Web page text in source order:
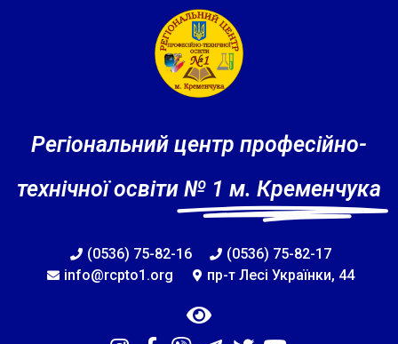
Регіональний центр професійно-
технічної освіти № 1 м. Кременчука
(0536) 75-82-16
(0536) 75-82-17
info@rcpto1.org
пр-т Лесі Українки, 44